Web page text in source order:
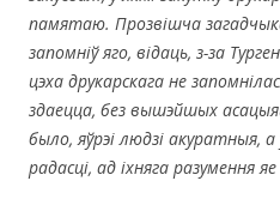
памятаю. Прозвішча
запомніў яго, відаць, з-за
цэха друкарскага не
здаецца, без вышэйшых
было, яўрэі людзі акуратныя,
радасці, ад іхняга разумення